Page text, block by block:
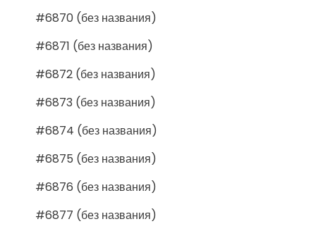
#6870 (без названия)
#6871 (без названия)
#6872 (без названия)
#6873 (без названия)
#6874 (без названия)
#6875 (без названия)
#6876 (без названия)
#6877 (без названия)